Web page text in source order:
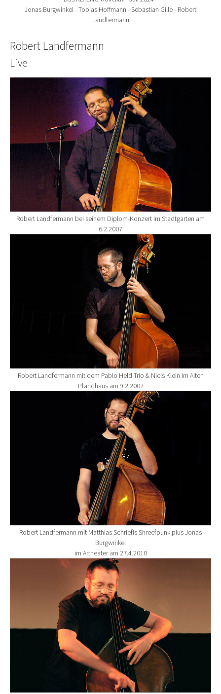
Jonas Burgwinkel - Tobias Hoffmann - Sebastian Gille - Robert
Landfermann
Robert Landfermann
Live
Show larger version for:
Robert Landfermann bei seinem Diplom-Konzert im Stadtgarten am
6.2.2007
Robert Landfermann mit dem Pablo Held Trio & Niels Klein im Alten
Pfandhaus am 9.2.2007
Robert Landfermann mit Matthias Schriefls Shreefpunk plus Jonas
Burgwinkel
im Artheater am 27.4.2010
Show larger version for: